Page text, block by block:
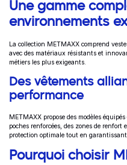
Une gamme
environnements
La collection METMAXX comprend
avec des matériaux résistants et
métiers les plus exigeants.
Des vêtements
performance
METMAXX propose des modèles
poches renforcées, des zones de
protection optimale tout en
Pourquoi choisir